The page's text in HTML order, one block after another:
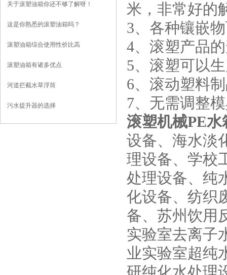
关于滚塑油箱你还不够了解呀！
这是你熟悉的滚塑油箱吗？
滚塑油箱综合使用性价比高
滚塑油箱有诸多优点
河道拦截水草浮筒
污水提升器的选择
米，非常好的
3、各种镶嵌
4、滚塑产品
5、滚塑可以
6、滚动塑料
7、无需调整
滚塑机械PE水
设备、海水淡
理设备、学校
处理设备、纯
化设备、纺织
备、苏州饮用
实验室去离子
业实验室超纯